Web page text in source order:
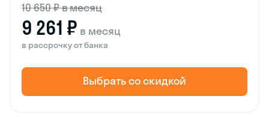
10 650 ₽ в месяц
9 261 ₽ в месяц
в рассрочку от банка
Выбрать со скидкой